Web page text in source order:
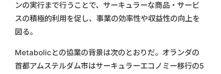
ンの実行まで行うことで、サーキュラーな商品・サービ
スの積極的利用を促し、事業の効率性や収益性の向上を
図る。
Metabolicとの協業の背景は次のとおりだ。オランダの
首都アムステルダム市はサーキュラーエコノミー移行の5